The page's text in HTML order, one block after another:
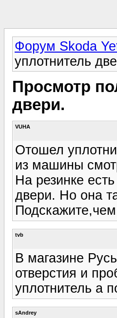
Форум Skoda
уплотнитель
Просмотр
двери.
VUHA
Отошел
из машины
На резинке
двери. Но она
tvb
В магазине
отверстия и
уплотнитель а
sAndrey